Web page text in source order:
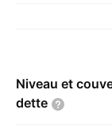
Niveau et
dette